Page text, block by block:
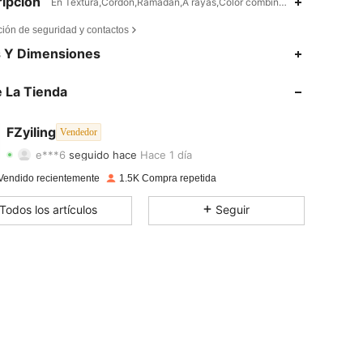
de seguridad y contactos
Y Dimensiones
La Tienda
FZyiling Vendedor
4,93
4,93
4,93
e***6 seguido hace Hace 1 día
4,93
recientemente 1.5K Compra repetida
Todos los artículos Seguir